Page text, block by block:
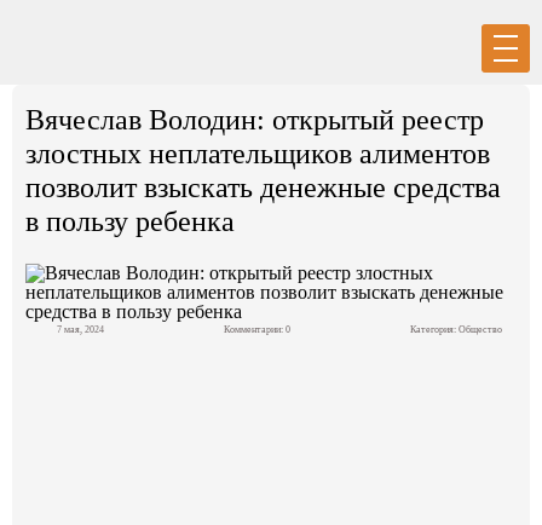
Вход Регистрация
Политика
Экономика
Вячеслав Володин: открытый реестр
злостных неплательщиков алиментов
позволит взыскать денежные средства
в пользу ребенка
7 мая, 2024 Комментарии: 0 Категория: Общество